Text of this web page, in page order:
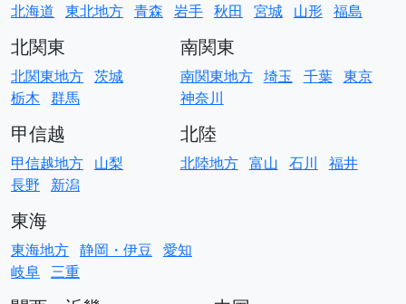
北海道 東北地方 青森 岩手 秋田 宮城 山形 福島
北関東
北関東地方 茨城
栃木 群馬
南関東
南関東地方 埼玉 千葉 東京
神奈川
甲信越
甲信越地方 山梨
長野
新潟
北陸
北陸地方 富山 石川 福井
東海
東海地方 静岡・伊豆 愛知
岐阜 三重